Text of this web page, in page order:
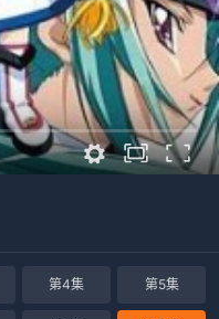
第4集 第5集